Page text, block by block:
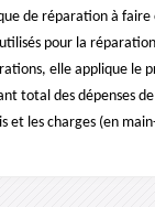
de réparation à
pour la
elle applique le
total des dépenses
et les charges (en